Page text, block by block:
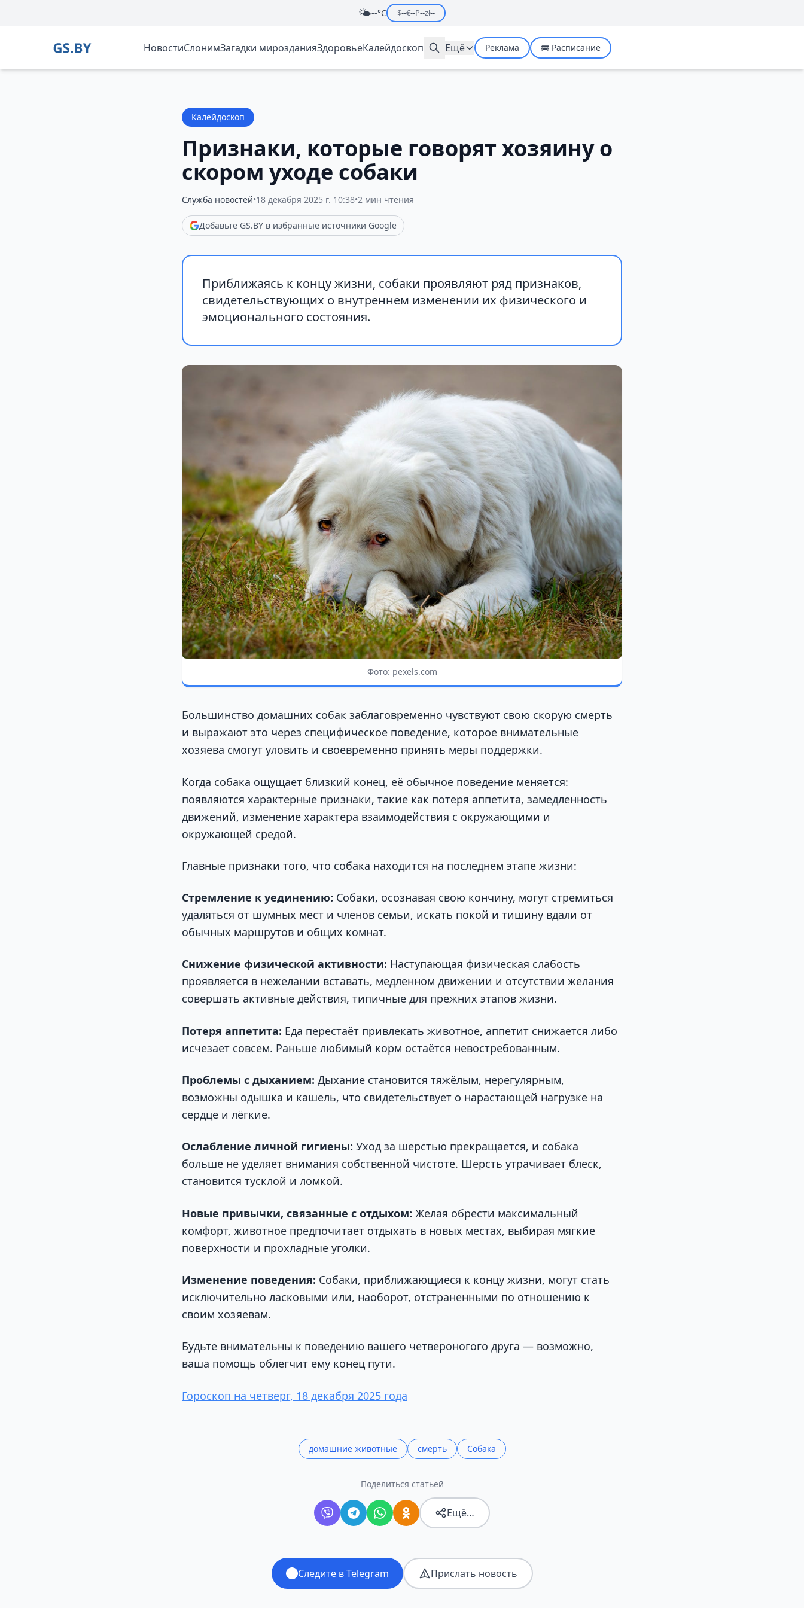
🌤️--°C $--€--₽--zł--
НовостиСлонимЗагадки мирозданияЗдоровьеКалейдоскоп Ещё Реклама 🚌 Расписание
Калейдоскоп
Признаки, которые говорят хозяину о
скором уходе собаки
Служба новостей•18 декабря 2025 г. 10:38•2 мин чтения
Добавьте GS.BY в избранные источники Google
Приближаясь к концу жизни, собаки проявляют ряд признаков,
свидетельствующих о внутреннем изменении их физического и
эмоционального состояния.
Фото: pexels.com
Большинство домашних собак заблаговременно чувствуют свою скорую смерть
и выражают это через специфическое поведение, которое внимательные
хозяева смогут уловить и своевременно принять меры поддержки.
Когда собака ощущает близкий конец, её обычное поведение меняется:
появляются характерные признаки, такие как потеря аппетита, замедленность
движений, изменение характера взаимодействия с окружающими и
окружающей средой.
Главные признаки того, что собака находится на последнем этапе жизни:
Стремление к уединению: Собаки, осознавая свою кончину, могут стремиться
удаляться от шумных мест и членов семьи, искать покой и тишину вдали от
обычных маршрутов и общих комнат.
Снижение физической активности: Наступающая физическая слабость
проявляется в нежелании вставать, медленном движении и отсутствии желания
совершать активные действия, типичные для прежних этапов жизни.
Потеря аппетита: Еда перестаёт привлекать животное, аппетит снижается либо
исчезает совсем. Раньше любимый корм остаётся невостребованным.
Проблемы с дыханием: Дыхание становится тяжёлым, нерегулярным,
возможны одышка и кашель, что свидетельствует о нарастающей нагрузке на
сердце и лёгкие.
Ослабление личной гигиены: Уход за шерстью прекращается, и собака
больше не уделяет внимания собственной чистоте. Шерсть утрачивает блеск,
становится тусклой и ломкой.
Новые привычки, связанные с отдыхом: Желая обрести максимальный
комфорт, животное предпочитает отдыхать в новых местах, выбирая мягкие
поверхности и прохладные уголки.
Изменение поведения: Собаки, приближающиеся к концу жизни, могут стать
исключительно ласковыми или, наоборот, отстраненными по отношению к
своим хозяевам.
Будьте внимательны к поведению вашего четвероногого друга — возможно,
ваша помощь облегчит ему конец пути.
Гороскоп на четверг, 18 декабря 2025 года
домашние животные смерть Собака
Поделиться статьёй
Ещё…
Следите в Telegram Прислать новость